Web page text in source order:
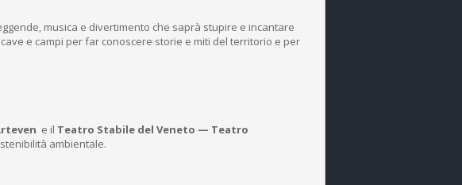
musica e divertimento che saprà stupire e incantare
e campi per far conoscere storie e miti del territorio e per
e il Teatro Stabile del Veneto — Teatro
ambientale.